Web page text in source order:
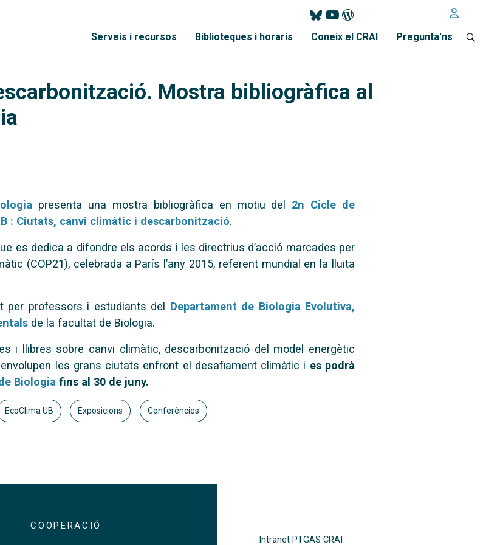
Menú principal
Serveis i recursos Biblioteques i horaris Coneix el CRAI Pregunta'ns
Mostra bibliogràfica al
presenta una mostra bibliogràfica en motiu del 2n Cicle de
: Ciutats, canvi climàtic i descarbonització.
es dedica a difondre els acords i les directrius d’acció marcades per
(COP21), celebrada a París l’any 2015, referent mundial en la lluita
per professors i estudiants del Departament de Biologia Evolutiva,
de la facultat de Biologia.
i llibres sobre canvi climàtic, descarbonització del model energètic
les grans ciutats enfront el desafiament climàtic i es podrà
Biologia fins al 30 de juny.
EcoClima UB Exposicions Conferències
COOPERACIÓ
Intranet PTGAS CRAI